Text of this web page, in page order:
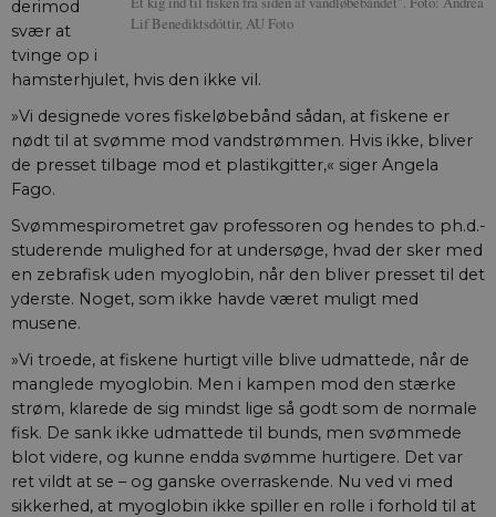
Lif Benediktsdóttir, AU Foto
derimod
svær at
tvinge op i
hamsterhjulet, hvis den ikke vil.
»Vi designede vores fiskeløbebånd sådan, at fiskene er
nødt til at svømme mod vandstrømmen. Hvis ikke, bliver
de presset tilbage mod et plastikgitter,« siger Angela
Fago.
Svømmespirometret gav professoren og hendes to ph.d.-
studerende mulighed for at undersøge, hvad der sker med
en zebrafisk uden myoglobin, når den bliver presset til det
yderste. Noget, som ikke havde været muligt med
musene.
»Vi troede, at fiskene hurtigt ville blive udmattede, når de
manglede myoglobin. Men i kampen mod den stærke
strøm, klarede de sig mindst lige så godt som de normale
fisk. De sank ikke udmattede til bunds, men svømmede
blot videre, og kunne endda svømme hurtigere. Det var
ret vildt at se – og ganske overraskende. Nu ved vi med
sikkerhed, at myoglobin ikke spiller en rolle i forhold til at
Navn / Domæne Udløb
Beskrivelse
SiteImprove. Det
registrerer
data om
adfærd på
webstedet. Bruges
intern analyse af
__Secure-YNID
.youtube.com
5
måneder
Dette er en
beskytter
loginprocesser
sikrer sikker
brugeradgang.
YSC
Google LLC
Session
Denne cookie
indlejrede
__Secure-
ROLLOUT_TOKEN
.youtube.com
5
måneder
4 uger
YouTube
denne cookie
lancere nye
funktioner og
den tilhørende
effekt, når
eksisterende
cookies og
__Secure-
typo3nonce_Qo2uwGSpljjSaKhtzvJuIA
typo3nonce_eIBI8r5WxlSyZCHbm3ymLQ
__Secure-
typo3nonce_neMQg8rH1wTkMuCTvDLVtg
__Secure-